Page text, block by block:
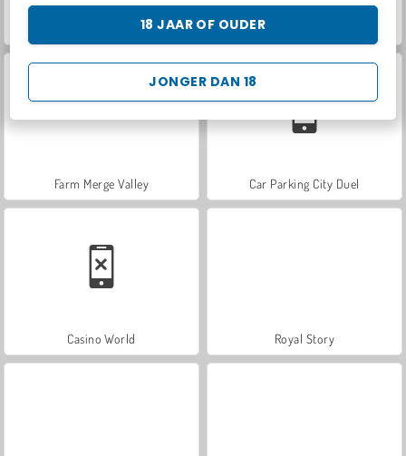
JONGER DAN 18
18 JAAR OF OUDER
Hidden Object: Street of Secrets World War 2 Shooter
Farm Merge Valley Car Parking City Duel
Casino World Royal Story